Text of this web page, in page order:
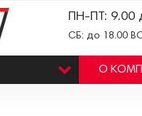
ПН-ПТ: 9.00
СБ: до 18.00
О